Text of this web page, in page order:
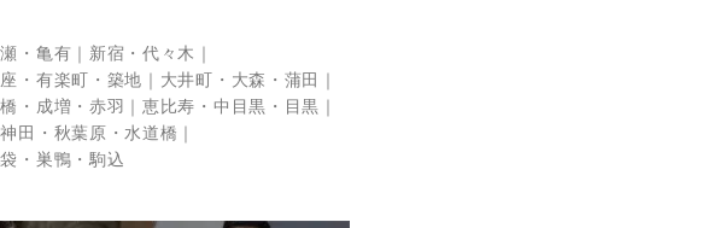
・亀有
新宿・代々木
・有楽町・築地
大井町・大森・蒲田
・成増・赤羽
恵比寿・中目黒・目黒
神田・秋葉原・水道橋
・巣鴨・駒込